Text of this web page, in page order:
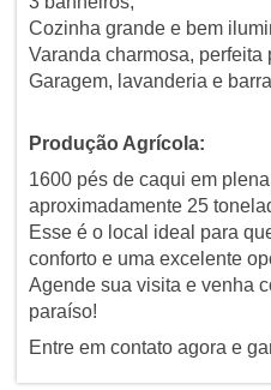
Cozinha grande e bem
Varanda charmosa, perfeita
Garagem, lavanderia e
Produção Agrícola:
1600 pés de caqui em
aproximadamente 25
Esse é o local ideal para
conforto e uma excelente
Agende sua visita e venha
paraíso!
Entre em contato agora e